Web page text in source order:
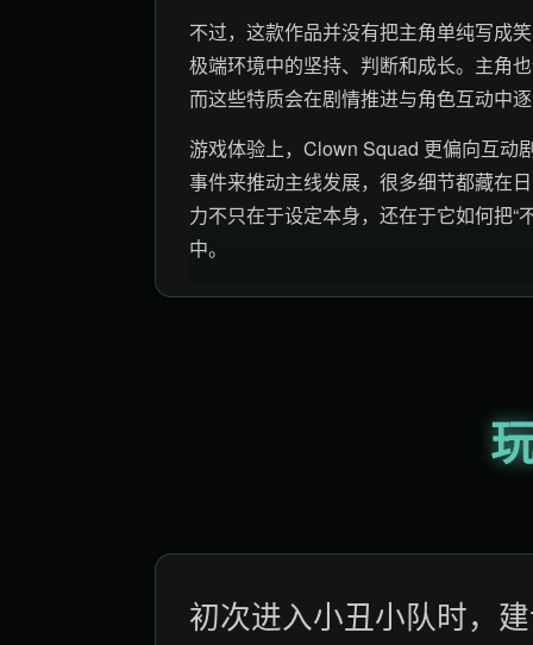
不过，这款作品并没有把主角单纯写成
极端环境中的坚持、判断和成长。主角
而这些特质会在剧情推进与角色互动中
游戏体验上，Clown Squad 更偏向互动
事件来推动主线发展，很多细节都藏在
力不只在于设定本身，还在于它如何把“
中。
初次进入小丑小队时，